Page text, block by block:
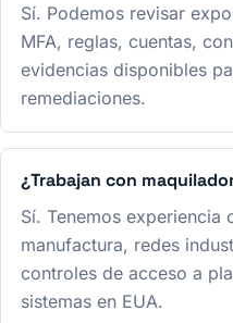
Sí. Podemos revisar
MFA, reglas, cuentas,
evidencias disponibles
remediaciones.
¿Trabajan con
Sí. Tenemos experiencia
manufactura, redes
controles de acceso a
sistemas en EUA.